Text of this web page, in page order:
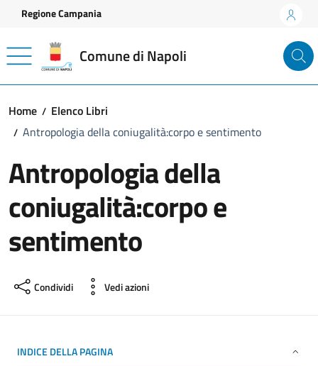
Vai ai contenuti
Vai al footer
Regione Campania
Comune di Napoli
Home
Elenco Libri
Antropologia della coniugalità:corpo e sentimento
Antropologia della
coniugalità:corpo e
sentimento
Condividi Vedi azioni
INDICE DELLA PAGINA